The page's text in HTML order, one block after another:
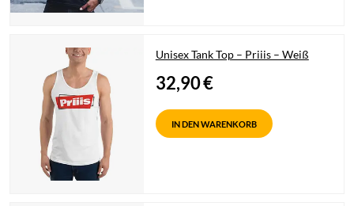
Unisex Tank Top – Priiis – Weiß
32,90€
IN DEN WARENKORB